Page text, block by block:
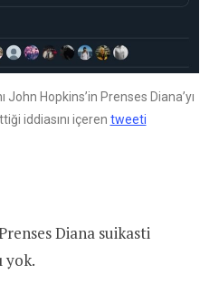
John Hopkins’in Prenses Diana’yı
iddiasını içeren tweeti
Diana suikasti
yok.